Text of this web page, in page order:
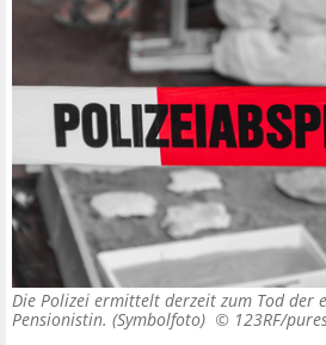
Die Polizei ermittelt derzeit zum Tod der
Pensionistin. (Symbolfoto) © 123RF/